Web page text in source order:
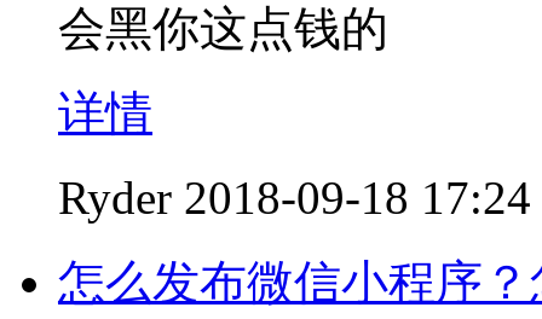
会黑你这点钱的
详情
Ryder 2018-09-18 17:24
怎么发布微信小程序